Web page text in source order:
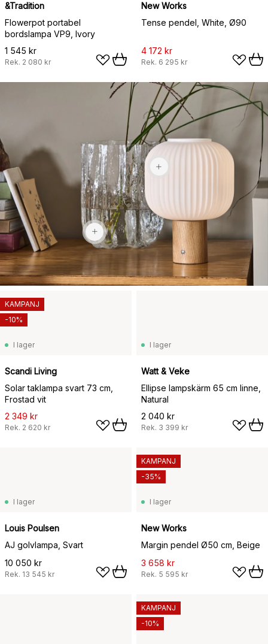
&Tradition
Flowerpot portabel
bordslampa VP9, Ivory
1 545 kr
Rek. 2 080 kr
New Works
Tense pendel, White, Ø90
4 172 kr
Rek. 6 295 kr
1 159 kr
2 969 kr
I lager
Scandi Living
Solar taklampa svart 73 cm,
Frostad vit
2 349 kr
Rek. 2 620 kr
KAMPANJ
-10%
I lager
Watt & Veke
Ellipse lampskärm 65 cm linne,
Natural
2 040 kr
Rek. 3 399 kr
I lager
Louis Poulsen
AJ golvlampa, Svart
10 050 kr
Rek. 13 545 kr
I lager
New Works
Margin pendel Ø50 cm, Beige
3 658 kr
Rek. 5 595 kr
KAMPANJ
-35%
KAMPANJ
-10%